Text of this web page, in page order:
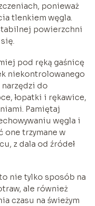
ponieważ
tlenkiem węgla.
powierzchni
pod ręką gaśnicę
niekontrolowanego
do
łopatki i rękawice,
Pamiętaj
węgla i
one trzymane w
z dala od źródeł
nie tylko sposób na
ale również
czasu na świeżym